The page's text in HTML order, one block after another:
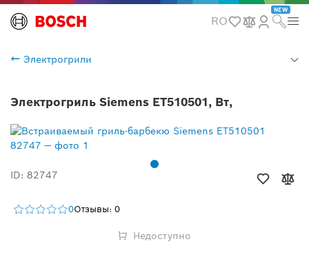
RO
NEW
Электрогрили
Электрогриль Siemens ET510501, Вт,
ID: 82747
0Отзывы: 0
Недоступно